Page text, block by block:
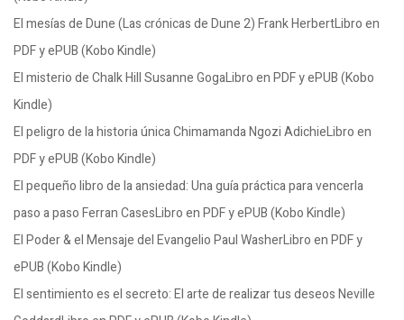
El mesías de Dune (Las crónicas de Dune 2) Frank HerbertLibro en
PDF y ePUB (Kobo Kindle)
El misterio de Chalk Hill Susanne GogaLibro en PDF y ePUB (Kobo
Kindle)
El peligro de la historia única Chimamanda Ngozi AdichieLibro en
PDF y ePUB (Kobo Kindle)
El pequeño libro de la ansiedad: Una guía práctica para vencerla
paso a paso Ferran CasesLibro en PDF y ePUB (Kobo Kindle)
El Poder & el Mensaje del Evangelio Paul WasherLibro en PDF y
ePUB (Kobo Kindle)
El sentimiento es el secreto: El arte de realizar tus deseos Neville